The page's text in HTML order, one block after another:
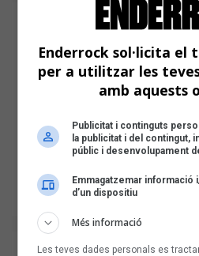
Enderrock sol·licita el
per a utilitzar les
amb aquests
Publicitat i continguts
la publicitat i del contingut,
públic i desenvolupament
Emmagatzemar informació
d’un dispositiu
Més informació
Les teves dades personals es